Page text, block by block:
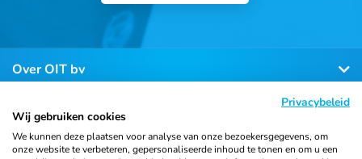
Over OIT bv
Klantenservice
Privacybeleid
Wij gebruiken cookies
We kunnen deze plaatsen voor analyse van onze bezoekersgegevens, om
onze website te verbeteren, gepersonaliseerde inhoud te tonen en om u een